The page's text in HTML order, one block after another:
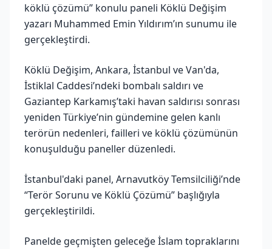
köklü çözümü” konulu paneli Köklü Değişim
yazarı Muhammed Emin Yıldırım’ın sunumu ile
gerçekleştirdi.
Köklü Değişim, Ankara, İstanbul ve Van'da,
İstiklal Caddesi’ndeki bombalı saldırı ve
Gaziantep Karkamış’taki havan saldırısı sonrası
yeniden Türkiye’nin gündemine gelen kanlı
terörün nedenleri, failleri ve köklü çözümünün
konuşulduğu paneller düzenledi.
İstanbul'daki panel, Arnavutköy Temsilciliği’nde
“Terör Sorunu ve Köklü Çözümü” başlığıyla
gerçekleştirildi.
Panelde geçmişten geleceğe İslam topraklarını